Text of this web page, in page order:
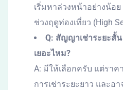
เริ่มหาล่วงหน้าอย่างน้อย
ช่วงฤดูท่องเที่ยว (High
Q: สัญญาเช่าระยะสั้น
เยอะไหม?
A: มีให้เลือกครับ แต่ราค
การเช่าระยะยาว และอา